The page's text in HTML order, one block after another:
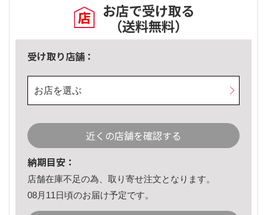
お店で受け取る
（送料無料）
受け取り店舗：
お店を選ぶ
近くの店舗を確認する
納期目安：
店舗在庫不足の為、取り寄せ注文となります。
08月11日頃のお届け予定です。